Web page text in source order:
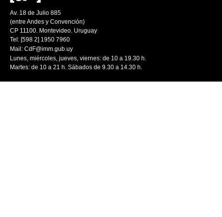
Av. 18 de Julio 885
(entre Andes y Convención)
CP 11100. Montevideo. Uruguay
Tel: [598 2] 1950 7960
Mail: CdF@imm.gub.uy
Lunes, miércoles, jueves, viernes: de 10 a 19.30 h.
Martes: de 10 a 21 h. Sábados de 9.30 a 14.30 h.